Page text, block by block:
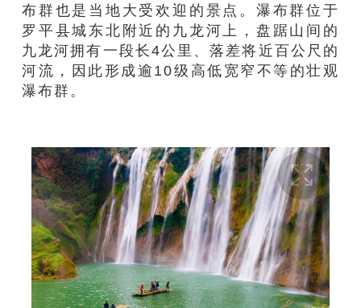
布群也是当地大受欢迎的景点。瀑布群位于
罗平县城东北附近的九龙河上，盘踞山间的
九龙河拥有一段长4公里、落差将近百公尺的
河流，因此形成逾10级高低宽窄不等的壮观
瀑布群。